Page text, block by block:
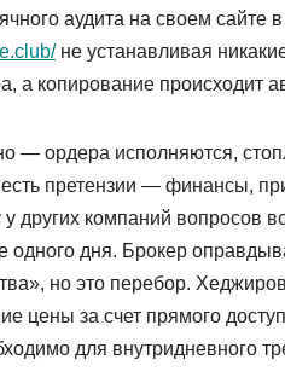
аудита на своем
не устанавливая
а копирование происходит
— ордера исполняются,
претензии — финансы,
у других компаний вопросов
дня. Брокер
но это перебор.
цены за счет прямого
для внутридневного